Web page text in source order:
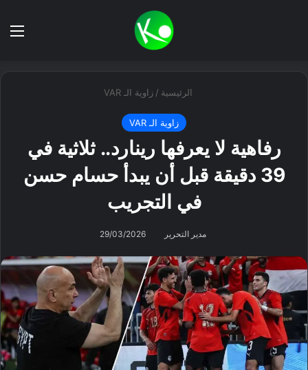
الرئيسية / زاوية الـ VAR
زاوية الـ VAR
رفاهية لا يعرفها رينارد.. ثلاثية في
39 دقيقة قبل أن يبدأ حسام حسن
في التجريب
مدير التحرير 29/03/2026